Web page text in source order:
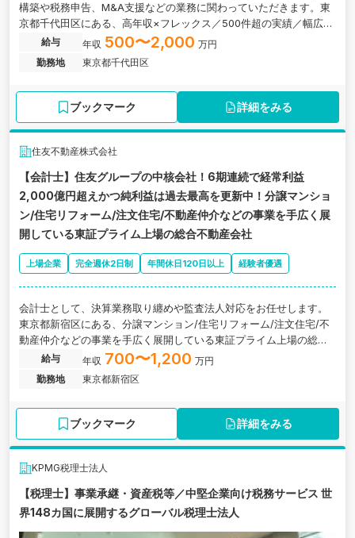
構築や税務申告、M&A支援などの業務に関わっていただきます。東
京都千代田区にある、高年収×フレックス／500件超の実績／幅広い
案件で圧倒的成長を実現できるコンサルティング会社の求人です。
給与 年収 500〜2,000 万円
勤務地
東京都千代田区
ブックマーク 詳細をみる
住友不動産株式会社
【会計士】住友グループの中核会社！6期連続で経常利益
2,000億円超えかつ純利益は過去最高を更新中！分譲マンショ
ン/住宅リフォーム/注文住宅/不動産仲介などの事業を手広く展
開している東証プライム上場の総合不動産会社
上場企業 完全週休2日制 年間休日120日以上 経験者優遇
会計士として、決算業務取り纏めや監査法人対応をお任せします。
東京都新宿区にある、分譲マンション/住宅リフォーム/注文住宅/不
動産仲介などの事業を手広く展開している東証プライム上場の総合
不動産会社の求人です。
給与 年収 700〜1,200 万円
勤務地
東京都新宿区
ブックマーク 詳細をみる
KPMG税理士法人
【税理士】事業承継・資産税等／中堅企業向け税務サービス 世
界148カ国に展開するグローバル税理士法人